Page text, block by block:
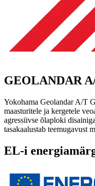
GEOLANDAR
Yokohama Geolandar A/T
maasturitele ja kergetele
agressiivse õlaploki
tasakaalustab teemugavust
EL-i